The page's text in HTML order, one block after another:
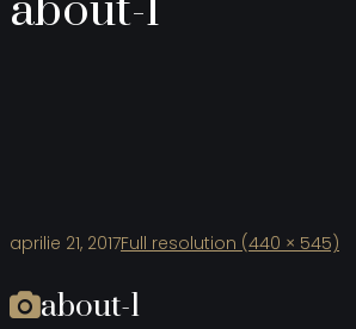
aprilie 21, 2017Full resolution (440 × 545)
about-1